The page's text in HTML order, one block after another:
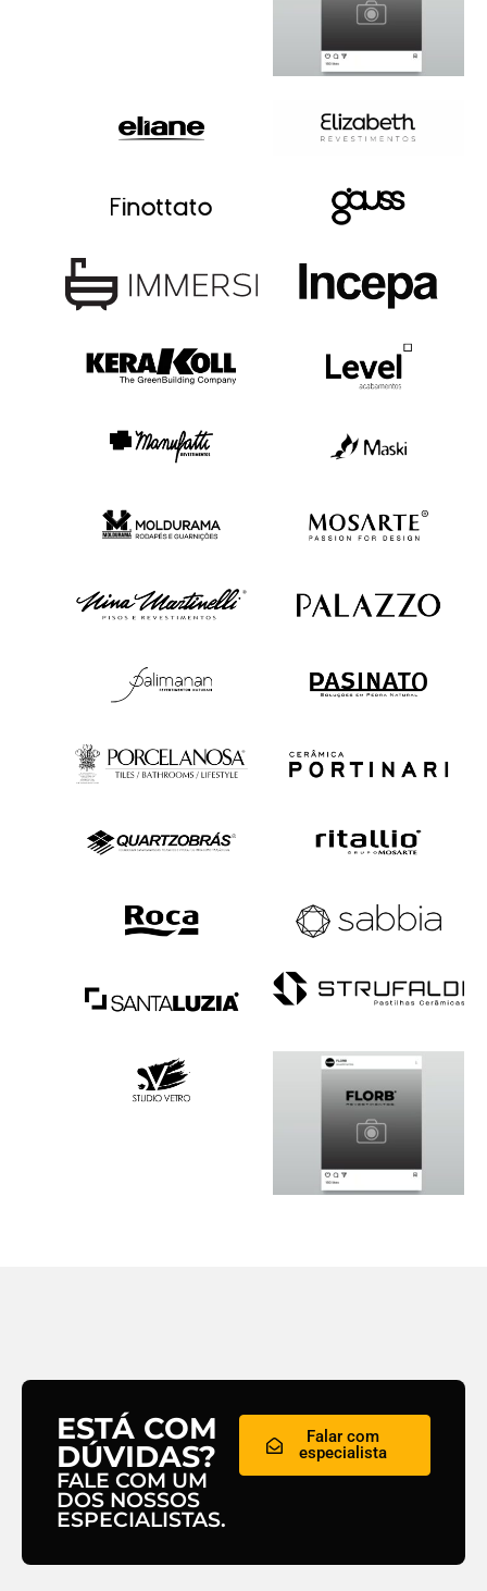
ESTÁ COM
DÚVIDAS?
FALE COM UM
DOS NOSSOS
ESPECIALISTAS.
Falar com
especialista